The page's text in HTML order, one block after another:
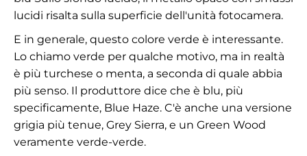
lucidi risalta sulla superficie dell'unità fotocamera.
E in generale, questo colore verde è interessante.
Lo chiamo verde per qualche motivo, ma in realtà
è più turchese o menta, a seconda di quale abbia
più senso. Il produttore dice che è blu, più
specificamente, Blue Haze. C'è anche una versione
grigia più tenue, Grey Sierra, e un Green Wood
veramente verde-verde.